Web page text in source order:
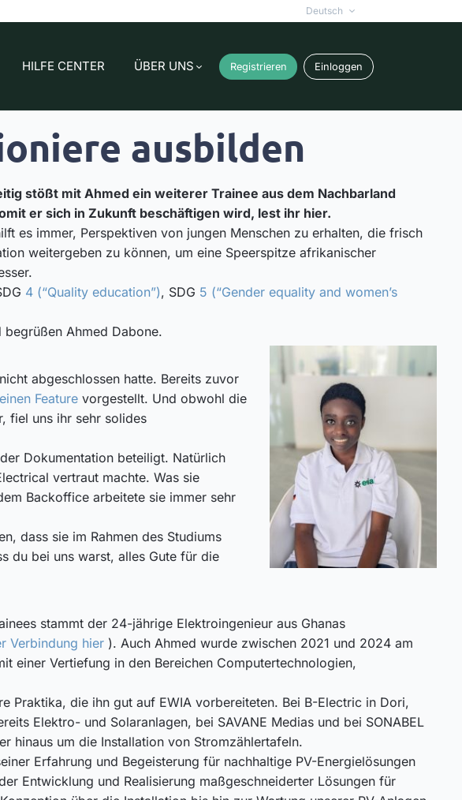
Deutsch
HILFE CENTER ÜBER UNS Registrieren Einloggen
ausbilden
stößt mit Ahmed ein weiterer Trainee aus dem Nachbarland
er sich in Zukunft beschäftigen wird, lest ihr hier.
es immer, Perspektiven von jungen Menschen zu erhalten, die frisch
weitergeben zu können, um eine Speerspitze afrikanischer
4 (“Quality education”), SDG 5 (“Gender equality and women’s
Ahmed Dabone.
abgeschlossen hatte. Bereits zuvor
Feature vorgestellt. Und obwohl die
fiel uns ihr sehr solides
Dokumentation beteiligt. Natürlich
vertraut machte. Was sie
Backoffice arbeitete sie immer sehr
dass sie im Rahmen des Studiums
du bei uns warst, alles Gute für die
stammt der 24-jährige Elektroingenieur aus Ghanas
Verbindung hier ). Auch Ahmed wurde zwischen 2021 und 2024 am
einer Vertiefung in den Bereichen Computertechnologien,
Praktika, die ihn gut auf EWIA vorbereiteten. Bei B-Electric in Dori,
Elektro- und Solaranlagen, bei SAVANE Medias und bei SONABEL
hinaus um die Installation von Stromzählertafeln.
Erfahrung und Begeisterung für nachhaltige PV-Energielösungen
Entwicklung und Realisierung maßgeschneiderter Lösungen für